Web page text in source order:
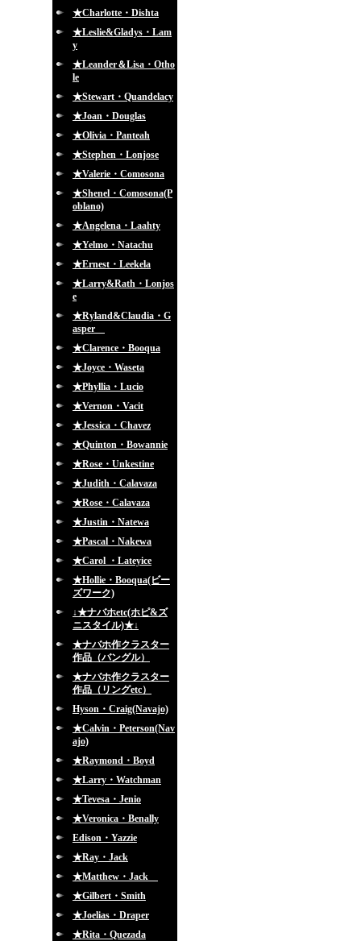
★Charlotte・Dishta
★Leslie&Gladys・Lam
y
★Leander＆Lisa・Otho
le
★Stewart・Quandelacy
★Joan・Douglas
★Olivia・Panteah
★Stephen・Lonjose
★Valerie・Comosona
★Shenel・Comosona(P
oblano)
★Angelena・Laahty
★Yelmo・Natachu
★Ernest・Leekela
★Larry&Rath・Lonjos
e
★Ryland&Claudia・G
asper
★Clarence・Booqua
★Joyce・Waseta
★Phyllia・Lucio
★Vernon・Vacit
★Jessica・Chavez
★Quinton・Bowannie
★Rose・Unkestine
★Judith・Calavaza
★Rose・Calavaza
★Justin・Natewa
★Pascal・Nakewa
★Carol ・Lateyice
★Hollie・Booqua(ビー
ズワーク)
↓★ナバホetc(ホピ&ズ
ニスタイル)★↓
★ナバホ作クラスター
作品（バングル）
★ナバホ作クラスター
作品（リングetc）
Hyson・Craig(Navajo)
★Calvin・Peterson(Nav
ajo)
★Raymond・Boyd
★Larry・Watchman
★Tevesa・Jenio
★Veronica・Benally
Edison・Yazzie
★Ray・Jack
★Matthew・Jack
★Gilbert・Smith
★Joelias・Draper
★Rita・Quezada